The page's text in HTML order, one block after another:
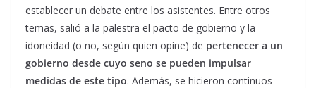
establecer un debate entre los asistentes. Entre otros
temas, salió a la palestra el pacto de gobierno y la
idoneidad (o no, según quien opine) de pertenecer a un
gobierno desde cuyo seno se pueden impulsar
medidas de este tipo. Además, se hicieron continuos